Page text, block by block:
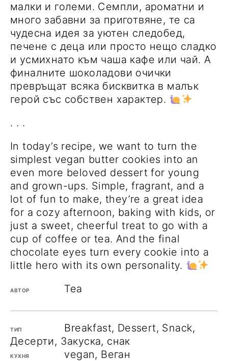
малки и големи. Семпли, ароматни и
много забавни за приготвяне, те са
чудесна идея за уютен следобед,
печене с деца или просто нещо сладко
и усмихнато към чаша кафе или чай. А
финалните шоколадови очички
превръщат всяка бисквитка в малък
герой със собствен характер.
. . .
In today’s recipe, we want to turn the
simplest vegan butter cookies into an
even more beloved dessert for young
and grown-ups. Simple, fragrant, and a
lot of fun to make, they’re a great idea
for a cozy afternoon, baking with kids, or
just a sweet, cheerful treat to go with a
cup of coffee or tea. And the final
chocolate eyes turn every cookie into a
little hero with its own personality.
АВТОР Теа
ТИП
Breakfast, Dessert, Snack,
Десерти, Закуска, снак
КУХНЯ vegan, Веган